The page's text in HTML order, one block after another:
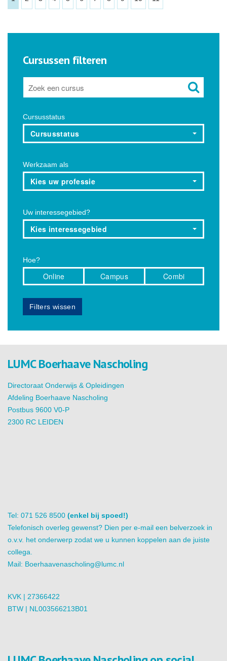
Cursussen filteren
Cursusstatus
Cursusstatus
Werkzaam als
Kies uw professie
Uw interessegebied?
Kies interessegebied
Hoe?
Online Campus Combi
Filters wissen
LUMC Boerhaave Nascholing
Directoraat Onderwijs & Opleidingen
Afdeling Boerhaave Nascholing
Postbus 9600 V0-P
2300 RC LEIDEN
Tel: 071 526 8500 (enkel bij spoed!)
Telefonisch overleg gewenst? Dien per e-mail een belverzoek in
o.v.v. het onderwerp zodat we u kunnen koppelen aan de juiste
collega.
Mail: Boerhaavenascholing@lumc.nl
KVK | 27366422
BTW | NL003566213B01